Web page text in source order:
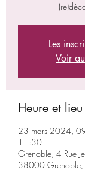
Les
Voir
Heure et lieu
23 mars 2024,
11:30
Grenoble, 4 Rue
38000 Grenoble,